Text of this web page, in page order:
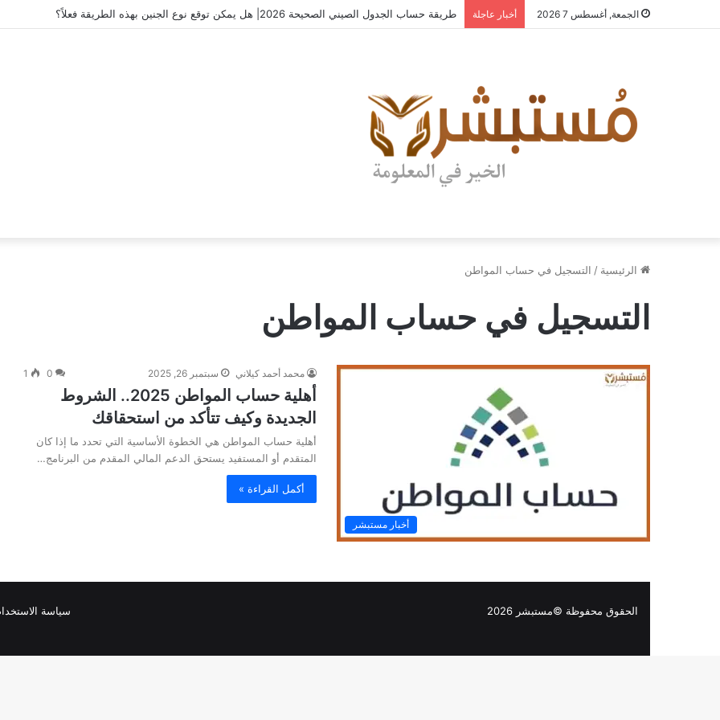
الجمعة, أغسطس 7 2026 أخبار عاجلة طريقة حساب الجدول الصيني الصحيحة 2026| هل يمكن توقع نوع الجنين بهذه الطريقة فعلاً؟
الرئيسية / التسجيل في حساب المواطن
التسجيل في حساب المواطن
أخبار مستبشر
محمد أحمد كيلاني سبتمبر 26, 2025 0
1
أهلية حساب المواطن 2025.. الشروط
الجديدة وكيف تتأكد من استحقاقك
أهلية حساب المواطن هي الخطوة الأساسية التي تحدد ما إذا كان
المتقدم أو المستفيد يستحق الدعم المالي المقدم من البرنامج…
أكمل القراءة »
الحقوق محفوظة ©مستبشر 2026 سياسة